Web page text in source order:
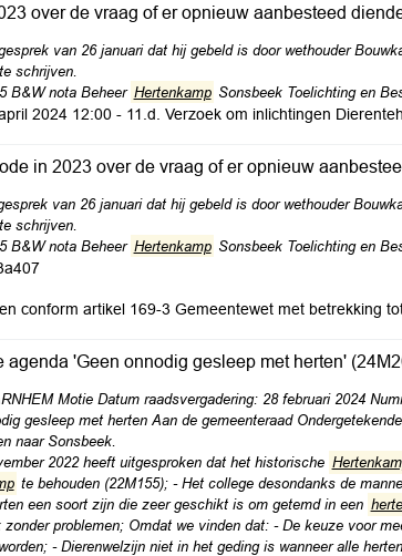
over de vraag of er opnieuw aanbesteed
van 26 januari dat hij gebeld is door wethouder
schrijven.
B&W nota Beheer Hertenkamp Sonsbeek Toelichting en
2024 12:00 - 11.d. Verzoek om inlichtingen
in 2023 over de vraag of er opnieuw
van 26 januari dat hij gebeld is door wethouder
schrijven.
B&W nota Beheer Hertenkamp Sonsbeek Toelichting en
conform artikel 169-3 Gemeentewet met betrekking
agenda 'Geen onnodig gesleep met herten'
Motie Datum raadsvergadering: 28 februari 2024
gesleep met herten Aan de gemeenteraad
naar Sonsbeek.
2022 heeft uitgesproken dat het historische
te behouden (22M155); - Het college desondanks de
een soort zijn die zeer geschikt is om getemd in een
problemen; Omdat we vinden dat: - De keuze voor
- Dierenwelzijn niet in het geding is wanneer alle